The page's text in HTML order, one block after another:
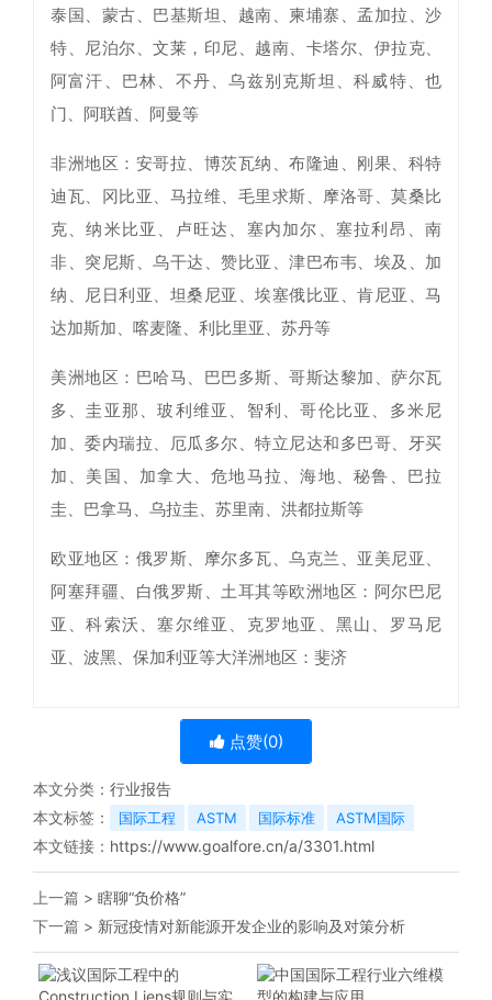
泰国、蒙古、巴基斯坦、越南、柬埔寨、孟加拉、沙
特、尼泊尔、文莱，印尼、越南、卡塔尔、伊拉克、
阿富汗、巴林、不丹、乌兹别克斯坦、科威特、也
门、阿联酋、阿曼等
非洲地区：安哥拉、博茨瓦纳、布隆迪、刚果、科特
迪瓦、冈比亚、马拉维、毛里求斯、摩洛哥、莫桑比
克、纳米比亚、卢旺达、塞内加尔、塞拉利昂、南
非、突尼斯、乌干达、赞比亚、津巴布韦、埃及、加
纳、尼日利亚、坦桑尼亚、埃塞俄比亚、肯尼亚、马
达加斯加、喀麦隆、利比里亚、苏丹等
美洲地区：巴哈马、巴巴多斯、哥斯达黎加、萨尔瓦
多、圭亚那、玻利维亚、智利、哥伦比亚、多米尼
加、委内瑞拉、厄瓜多尔、特立尼达和多巴哥、牙买
加、美国、加拿大、危地马拉、海地、秘鲁、巴拉
圭、巴拿马、乌拉圭、苏里南、洪都拉斯等
欧亚地区：俄罗斯、摩尔多瓦、乌克兰、亚美尼亚、
阿塞拜疆、白俄罗斯、土耳其等欧洲地区：阿尔巴尼
亚、科索沃、塞尔维亚、克罗地亚、黑山、罗马尼
亚、波黑、保加利亚等大洋洲地区：斐济
点赞(0)
本文分类： 行业报告
本文标签：
国际工程 ASTM 国际标准 ASTM国际
本文链接： https://www.goalfore.cn/a/3301.html
上一篇 > 瞎聊“负价格”
下一篇 > 新冠疫情对新能源开发企业的影响及对策分析